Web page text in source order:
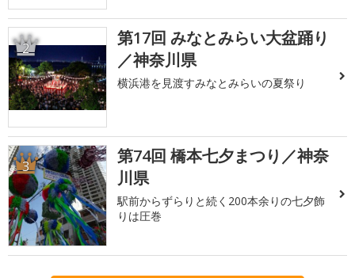
2
第17回 みなとみらい大盆踊り
／神奈川県
横浜港を見渡すみなとみらいの夏祭り
3
第74回 橋本七夕まつり／神奈
川県
駅前からずらりと続く200本余りの七夕飾
りは圧巻